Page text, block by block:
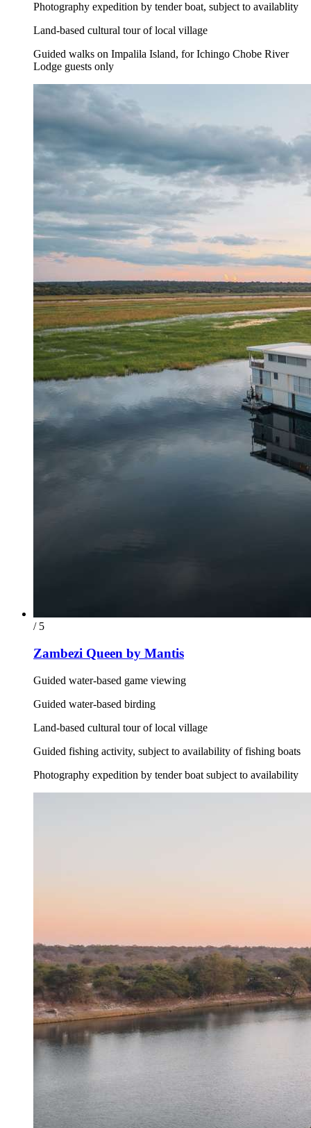
Photography expedition by tender boat, subject to availablity
Land-based cultural tour of local village
Guided walks on Impalila Island, for Ichingo Chobe River
Lodge guests only
/ 5
Zambezi Queen by Mantis
Guided water-based game viewing
Guided water-based birding
Land-based cultural tour of local village
Guided fishing activity, subject to availability of fishing boats
Photography expedition by tender boat subject to availability